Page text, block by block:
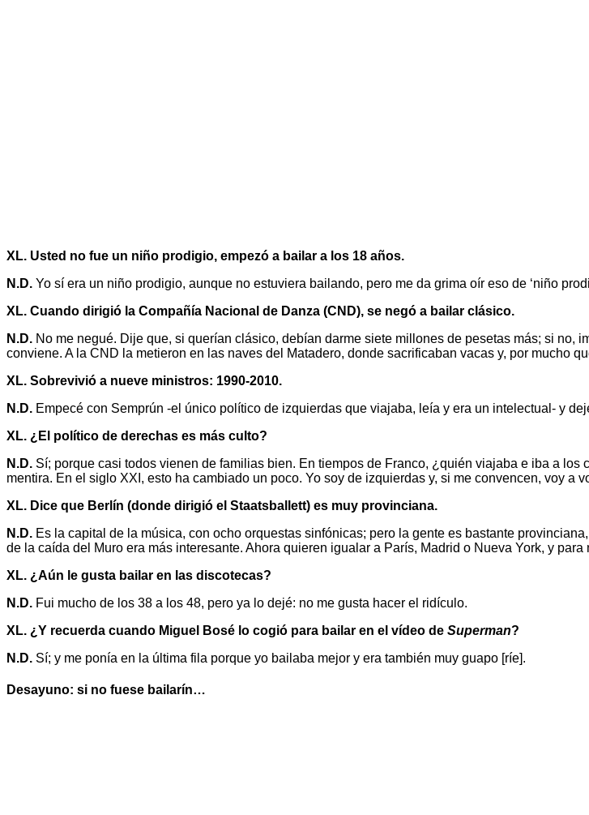
XL. Usted no fue un niño prodigio, empezó a bailar a los 18 años.
N.D. Yo sí era un niño prodigio, aunque no estuviera bailando, pero me da grima oír eso de ‘niño
XL. Cuando dirigió la Compañía Nacional de Danza (CND), se negó a bailar clásico.
N.D. No me negué. Dije que, si querían clásico, debían darme siete millones de pesetas más; si
conviene. A la CND la metieron en las naves del Matadero, donde sacrificaban vacas y, por mucho
XL. Sobrevivió a nueve ministros: 1990-2010.
N.D. Empecé con Semprún -el único político de izquierdas que viajaba, leía y era un intelectual- y
XL. ¿El político de derechas es más culto?
N.D. Sí; porque casi todos vienen de familias bien. En tiempos de Franco, ¿quién viajaba e iba a
mentira. En el siglo XXI, esto ha cambiado un poco. Yo soy de izquierdas y, si me convencen, voy a
XL. Dice que Berlín (donde dirigió el Staatsballett) es muy provinciana.
N.D. Es la capital de la música, con ocho orquestas sinfónicas; pero la gente es bastante
de la caída del Muro era más interesante. Ahora quieren igualar a París, Madrid o Nueva York, y para
XL. ¿Aún le gusta bailar en las discotecas?
N.D. Fui mucho de los 38 a los 48, pero ya lo dejé: no me gusta hacer el ridículo.
XL. ¿Y recuerda cuando Miguel Bosé lo cogió para bailar en el vídeo de Superman?
N.D. Sí; y me ponía en la última fila porque yo bailaba mejor y era también muy guapo [ríe].
Desayuno: si no fuese bailarín…